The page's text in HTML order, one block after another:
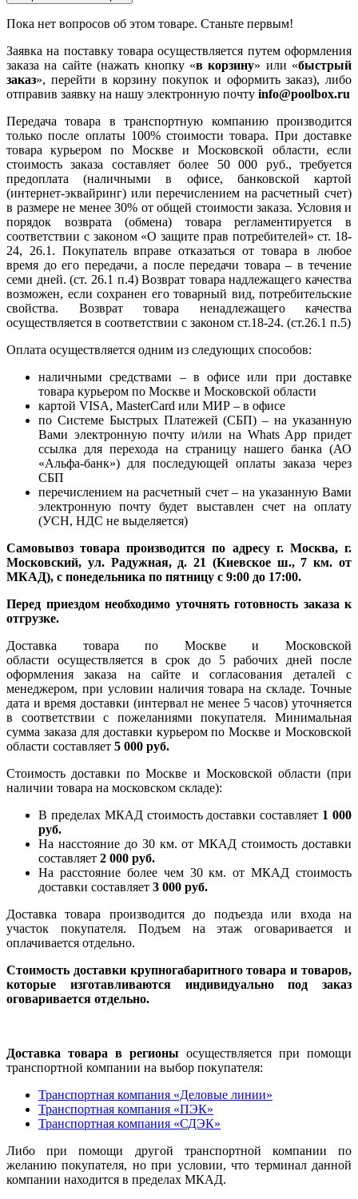
Пока нет вопросов об этом товаре. Станьте первым!
Заявка на поставку товара осуществляется путем оформления
заказа на сайте (нажать кнопку «в корзину» или «быстрый
заказ», перейти в корзину покупок и оформить заказ), либо
отправив заявку на нашу электронную почту info@poolbox.ru
Передача товара в транспортную компанию производится
только после оплаты 100% стоимости товара. При доставке
товара курьером по Москве и Московской области, если
стоимость заказа составляет более 50 000 руб., требуется
предоплата (наличными в офисе, банковской картой
(интернет-эквайринг) или перечислением на расчетный счет)
в размере не менее 30% от общей стоимости заказа. Условия и
порядок возврата (обмена) товара регламентируется в
соответствии с законом «О защите прав потребителей» ст. 18-
24, 26.1. Покупатель вправе отказаться от товара в любое
время до его передачи, а после передачи товара – в течение
семи дней. (ст. 26.1 п.4) Возврат товара надлежащего качества
возможен, если сохранен его товарный вид, потребительские
свойства. Возврат товара ненадлежащего качества
осуществляется в соответствии с законом ст.18-24. (ст.26.1 п.5)
Оплата осуществляется одним из следующих способов:
наличными средствами – в офисе или при доставке
товара курьером по Москве и Московской области
картой VISA, MasterCard или МИР – в офисе
по Системе Быстрых Платежей (СБП) – на указанную
Вами электронную почту и/или на Whats App придет
ссылка для перехода на страницу нашего банка (АО
«Альфа-банк») для последующей оплаты заказа через
СБП
перечислением на расчетный счет – на указанную Вами
электронную почту будет выставлен счет на оплату
(УСН, НДС не выделяется)
Самовывоз товара производится по адресу г. Москва, г.
Московский, ул. Радужная, д. 21 (Киевское ш., 7 км. от
МКАД), с понедельника по пятницу с 9:00 до 17:00.
Перед приездом необходимо уточнять готовность заказа к
отгрузке.
Доставка товара по Москве и Московской
области осуществляется в срок до 5 рабочих дней после
оформления заказа на сайте и согласования деталей с
менеджером, при условии наличия товара на складе. Точные
дата и время доставки (интервал не менее 5 часов) уточняется
в соответствии с пожеланиями покупателя. Минимальная
сумма заказа для доставки курьером по Москве и Московской
области составляет 5 000 руб.
Стоимость доставки по Москве и Московской области (при
наличии товара на московском складе):
В пределах МКАД стоимость доставки составляет 1 000
руб.
На насcтояние до 30 км. от МКАД стоимость доставки
составляет 2 000 руб.
На расстояние более чем 30 км. от МКАД стоимость
доставки составляет 3 000 руб.
Доставка товара производится до подъезда или входа на
участок покупателя. Подъем на этаж оговаривается и
оплачивается отдельно.
Стоимость доставки крупногабаритного товара и товаров,
которые изготавливаются индивидуально под заказ
оговаривается отдельно.
Доставка товара в регионы осуществляется при помощи
транспортной компании на выбор покупателя:
Транспортная компания «Деловые линии»
Транспортная компания «ПЭК»
Транспортная компания «СДЭК»
Либо при помощи другой транспортной компании по
желанию покупателя, но при условии, что терминал данной
компании находится в пределах МКАД.